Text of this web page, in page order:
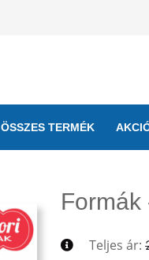
ÖSSZES TERMÉK
Formák
Teljes ár: